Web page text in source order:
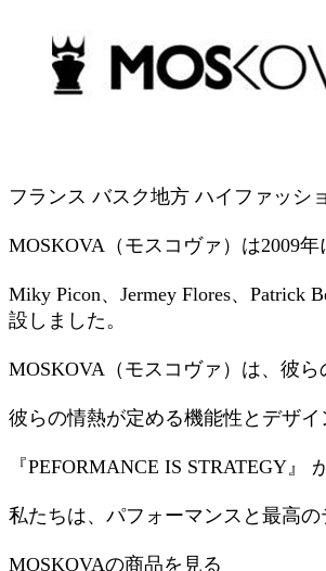
フランス バスク地方 ハイファッシ
MOSKOVA（モスコヴァ）は2009
Miky Picon、Jermey Flores、
設しました。
MOSKOVA（モスコヴァ）は、彼
彼らの情熱が定める機能性とデザ
『PEFORMANCE IS STRATEGY
私たちは、パフォーマンスと最高
MOSKOVAの商品を見る